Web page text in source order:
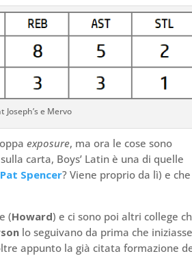
e Mervo
exposure, ma ora le cose sono
carta, Boys’ Latin è una di quelle
Pat Spencer? Viene proprio da lì) e che
(Howard) e ci sono poi altri college
lo seguivano da prima che
appunto la già citata formazione